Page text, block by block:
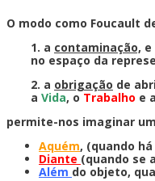
O modo como Foucault
1. a contaminação,
no espaço da
2. a obrigação de
a Vida, o Trabalho e a
permite-nos imaginar
Aquém, (quando
Diante (quando se
Além do objeto,